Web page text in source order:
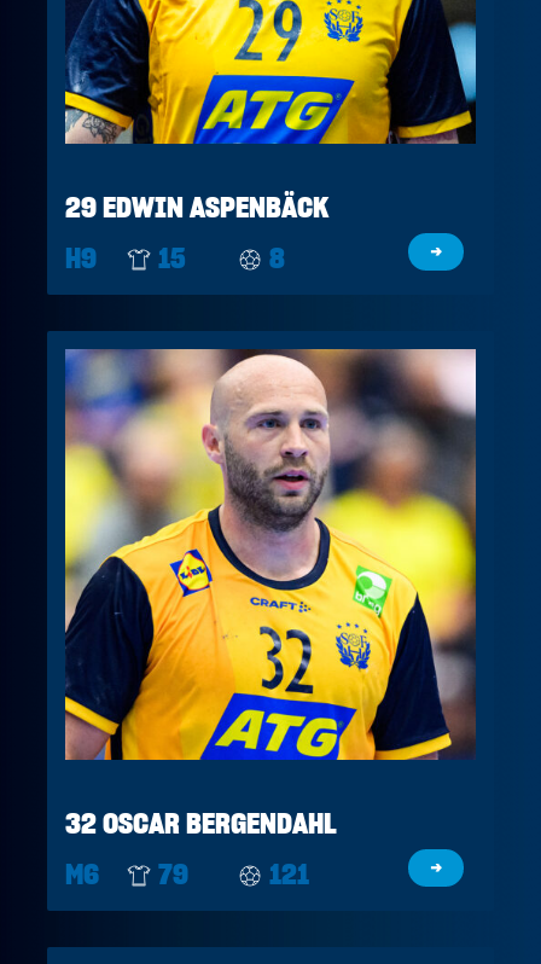
29 EDWIN ASPENBÄCK
H9
15 8 →
32 OSCAR BERGENDAHL
M6
79 121 →